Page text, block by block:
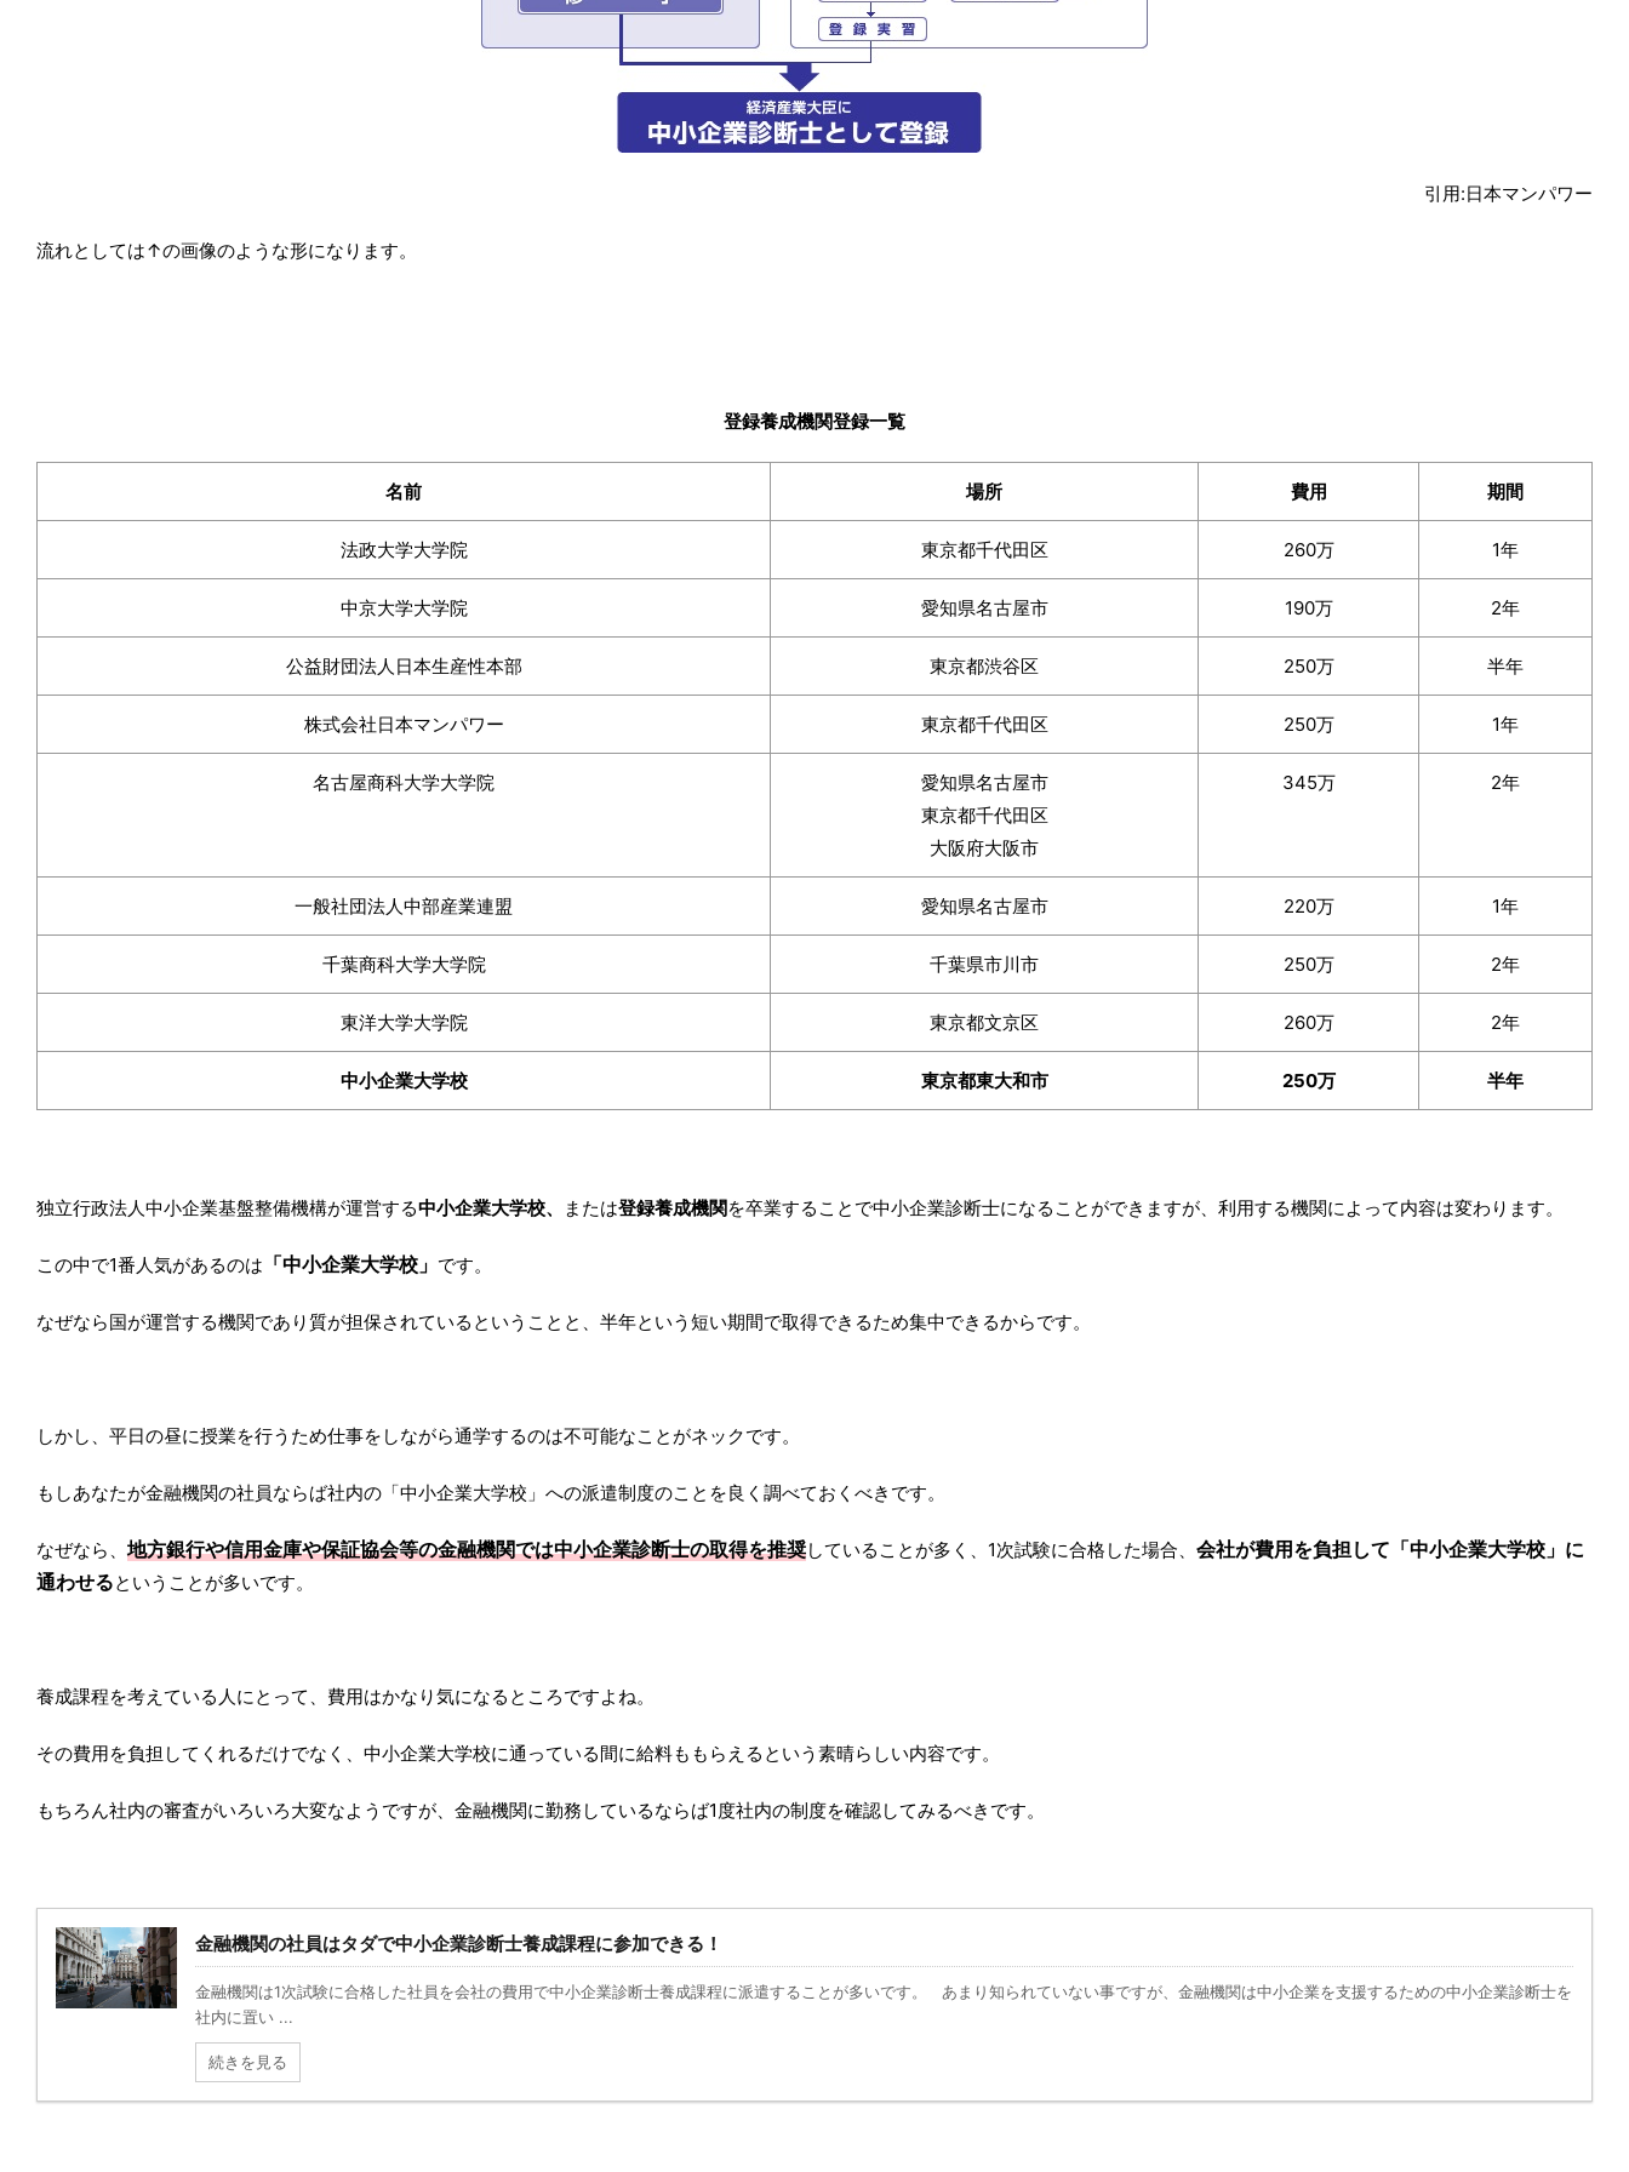
引用:日本マンパワー
流れとしては↑の画像のような形になります。
登録養成機関登録一覧
名前 場所 費用 期間
法政大学大学院 東京都千代田区 260万 1年
中京大学大学院 愛知県名古屋市 190万 2年
公益財団法人日本生産性本部 東京都渋谷区 250万 半年
株式会社日本マンパワー 東京都千代田区 250万 1年
名古屋商科大学大学院
愛知県名古屋市
東京都千代田区
大阪府大阪市
345万 2年
一般社団法人中部産業連盟 愛知県名古屋市 220万 1年
千葉商科大学大学院 千葉県市川市 250万 2年
東洋大学大学院 東京都文京区 260万 2年
中小企業大学校 東京都東大和市 250万 半年
独立行政法人中小企業基盤整備機構が運営する中小企業大学校、 または登録養成機関を卒業することで中小企業診断士になることができますが、利用する機関によって内容は変わります。
この中で1番人気があるのは 「中小企業大学校」 です。
なぜなら国が運営する機関であり質が担保されているということと、半年という短い期間で取得できるため集中できるからです。
しかし、平日の昼に授業を行うため仕事をしながら通学するのは不可能なことがネックです。
もしあなたが金融機関の社員ならば社内の「中小企業大学校」への派遣制度のことを良く調べておくべきです。
なぜなら、 地方銀行や信用金庫や保証協会等の金融機関では中小企業診断士の取得を推奨していることが多く、1次試験に合格した場合、 会社が費用を負担して「中小企業大学校」に
通わせるということが多いです。
養成課程を考えている人にとって、費用はかなり気になるところですよね。
その費用を負担してくれるだけでなく、中小企業大学校に通っている間に給料ももらえるという素晴らしい内容です。
もちろん社内の審査がいろいろ大変なようですが、金融機関に勤務しているならば1度社内の制度を確認してみるべきです。
金融機関の社員はタダで中小企業診断士養成課程に参加できる！
金融機関は1次試験に合格した社員を会社の費用で中小企業診断士養成課程に派遣することが多いです。 あまり知られていない事ですが、金融機関は中小企業を支援するための中小企業診断士を
社内に置い ...
続きを見る